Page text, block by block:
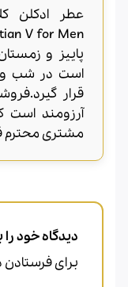
پاییز و
است در شب و
قرار
آرزومند
مشتری محترم
دیدگاه خود
برای فرستادن